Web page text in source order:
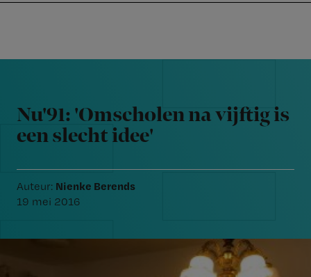
navigation
content
Nursing
Nu'91: 'Omscholen na vijftig is
een slecht idee'
Auteur: Nienke Berends
19 mei 2016